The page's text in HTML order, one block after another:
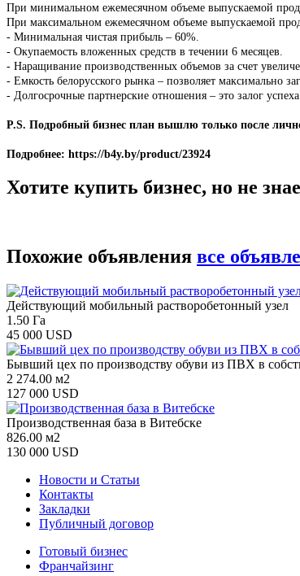
При минимальном ежемесячном объеме выпускаемой
При максимальном ежемесячном объеме выпускаемой
- Минимальная чистая прибыль – 60%.
- Окупаемость вложенных средств в течении 6 месяцев.
- Наращивание производственных объемов за счет
- Емкость белорусского рынка – позволяет максимально
- Долгосрочные партнерские отношения – это залог
P.S. Подробный бизнес план вышлю только после
Подробнее: https://b4y.by/product/23924
Хотите купить бизнес, но не
Похожие объявления все
Действующий мобильный растворобетонный узел
1.50 Га
45 000 USD
Бывший цех по производству обуви из ПВХ в
2 274.00 м2
127 000 USD
Производственная база в Витебске
826.00 м2
130 000 USD
Новости и Статьи
Контакты
Закладки
Публичный договор
Готовый бизнес
Франчайзинг